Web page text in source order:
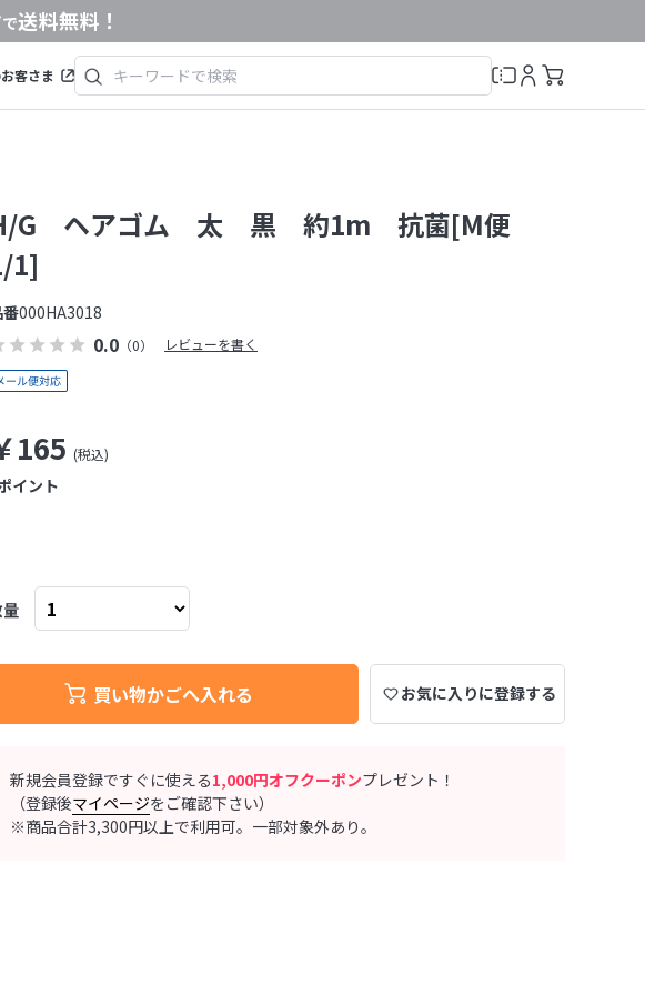
送料無料！
客さま
0.0 （0） レビューを書く
G ヘアゴム 太 黒 約1m 抗菌[M便
1]
165
番000HA3018
イント
買い物かごへ入れる お気に入りに登録する
新規会員登録ですぐに使える1,000円オフクーポンプレゼント！
（登録後マイページをご確認下さい）
※商品合計3,300円以上で利用可。一部対象外あり。